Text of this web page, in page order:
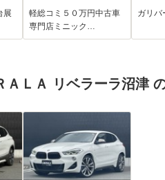
展
軽総コミ５０万円中古車
専門店ミニック…
ドア
ダセ
発進
ガリバ
ＡＬＡ リベラーラ沼津